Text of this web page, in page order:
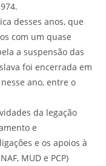
desses anos, que
com um quase
a suspensão das
foi encerrada em
ano, entre o
da legação
e
e os apoios à
MUD e PCP)